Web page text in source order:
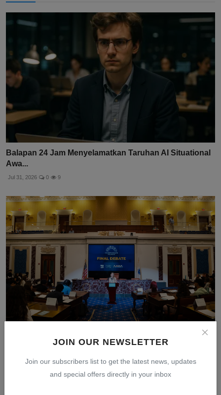
JOIN OUR NEWSLETTER
Join our subscribers list to get the latest news, updates
and special offers directly in your inbox
Balapan 24 Jam Menyelamatkan Taruhan AI Situational
Awa...
Jul 31, 2026 0 9
Jul 30, 2026 0 10